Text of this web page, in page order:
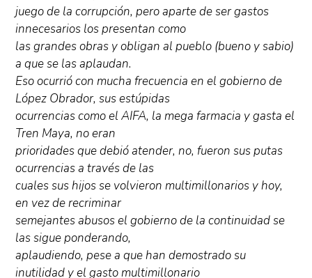
juego de la corrupción, pero aparte de ser gastos
innecesarios los presentan como
las grandes obras y obligan al pueblo (bueno y sabio)
a que se las aplaudan.
Eso ocurrió con mucha frecuencia en el gobierno de
López Obrador, sus estúpidas
ocurrencias como el AIFA, la mega farmacia y gasta el
Tren Maya, no eran
prioridades que debió atender, no, fueron sus putas
ocurrencias a través de las
cuales sus hijos se volvieron multimillonarios y hoy,
en vez de recriminar
semejantes abusos el gobierno de la continuidad se
las sigue ponderando,
aplaudiendo, pese a que han demostrado su
inutilidad y el gasto multimillonario